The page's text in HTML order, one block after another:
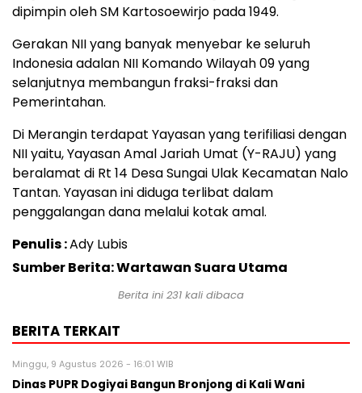
dipimpin oleh SM Kartosoewirjo pada 1949.
Gerakan NII yang banyak menyebar ke seluruh
Indonesia adalan NII Komando Wilayah 09 yang
selanjutnya membangun fraksi-fraksi dan
Pemerintahan.
Di Merangin terdapat Yayasan yang terifiliasi dengan
NII yaitu, Yayasan Amal Jariah Umat (Y-RAJU) yang
beralamat di Rt 14 Desa Sungai Ulak Kecamatan Nalo
Tantan. Yayasan ini diduga terlibat dalam
penggalangan dana melalui kotak amal.
Penulis :Ady Lubis
Sumber Berita: Wartawan Suara Utama
Berita ini 231 kali dibaca
BERITA TERKAIT
Minggu, 9 Agustus 2026 - 16:01 WIB
Dinas PUPR Dogiyai Bangun Bronjong di Kali Wani